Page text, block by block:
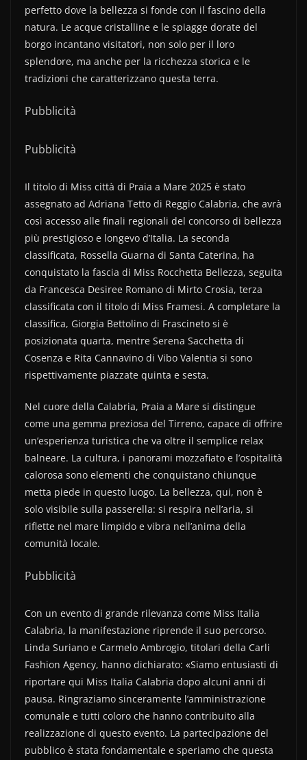
perfetto dove la bellezza si fonde con il fascino della
natura. Le acque cristalline e le spiagge dorate del
borgo incantano visitatori, non solo per il loro
splendore, ma anche per la ricchezza storica e le
tradizioni che caratterizzano questa terra.
Pubblicità
Pubblicità
Il titolo di Miss città di Praia a Mare 2025 è stato
assegnato ad Adriana Tetto di Reggio Calabria, che avrà
così accesso alle finali regionali del concorso di bellezza
più prestigioso e longevo d’Italia. La seconda
classificata, Rossella Guarna di Santa Caterina, ha
conquistato la fascia di Miss Rocchetta Bellezza, seguita
da Francesca Desiree Romano di Mirto Crosia, terza
classificata con il titolo di Miss Framesi. A completare la
classifica, Giorgia Bettolino di Frascineto si è
posizionata quarta, mentre Serena Sacchetta di
Cosenza e Rita Cannavino di Vibo Valentia si sono
rispettivamente piazzate quinta e sesta.
Nel cuore della Calabria, Praia a Mare si distingue
come una gemma preziosa del Tirreno, capace di offrire
un’esperienza turistica che va oltre il semplice relax
balneare. La cultura, i panorami mozzafiato e l’ospitalità
calorosa sono elementi che conquistano chiunque
metta piede in questo luogo. La bellezza, qui, non è
solo visibile sulla passerella: si respira nell’aria, si
riflette nel mare limpido e vibra nell’anima della
comunità locale.
Pubblicità
Con un evento di grande rilevanza come Miss Italia
Calabria, la manifestazione riprende il suo percorso.
Linda Suriano e Carmelo Ambrogio, titolari della Carli
Fashion Agency, hanno dichiarato: «Siamo entusiasti di
riportare qui Miss Italia Calabria dopo alcuni anni di
pausa. Ringraziamo sinceramente l’amministrazione
comunale e tutti coloro che hanno contribuito alla
realizzazione di questo evento. La partecipazione del
pubblico è stata fondamentale e speriamo che questa